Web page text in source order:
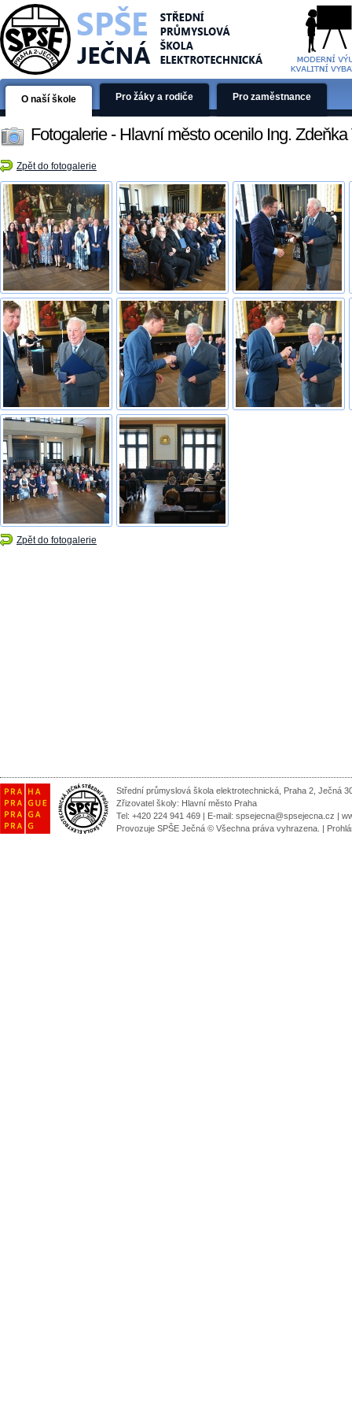
O naší škole Pro žáky a rodiče Pro zaměstnance
Fotogalerie - Hlavní město ocenilo Ing.
Zpět do fotogalerie
Zpět do fotogalerie
Střední průmyslová škola elektrotechnická, Praha 2, Ječná
Zřizovatel školy: Hlavní město Praha
Tel: +420 224 941 469 | E-mail: spsejecna@spsejecna.cz |
Provozuje SPŠE Ječná © Všechna práva vyhrazena. |